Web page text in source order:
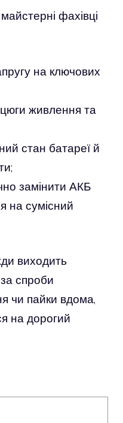
фахівці
на ключових
живлення та
стан батареї й
замінити АКБ
на сумісний
виходить
спроби
чи пайки вдома,
на дорогий